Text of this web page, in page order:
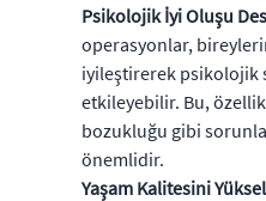
Psikolojik İyi Oluşu
operasyonlar,
iyileştirerek psikolojik
etkileyebilir. Bu,
bozukluğu gibi
önemlidir.
Yaşam Kalitesini